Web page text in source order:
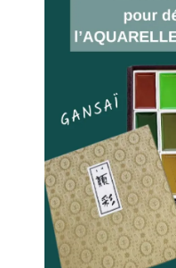
artistique que
philosophique.
ASMA
22/09/
Merci pour cet
glossaire est
débute, et ça me